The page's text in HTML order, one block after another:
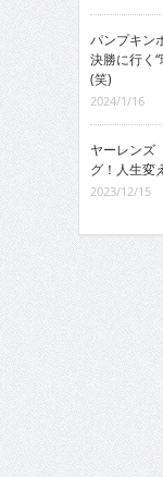
パンプキ
決勝に行く
(笑)
2024/1/16
ヤーレン
グ！人生変
2023/12/15